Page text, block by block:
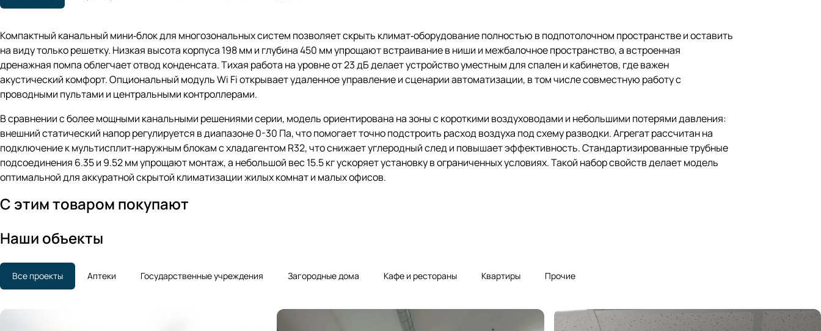
Компактный канальный мини‑блок для многозональных систем позволяет скрыть климат‑оборудование полностью в подпотолочном пространстве и оставить
на виду только решетку. Низкая высота корпуса 198 мм и глубина 450 мм упрощают встраивание в ниши и межбалочное пространство, а встроенная
дренажная помпа облегчает отвод конденсата. Тихая работа на уровне от 23 дБ делает устройство уместным для спален и кабинетов, где важен
акустический комфорт. Опциональный модуль Wi Fi открывает удаленное управление и сценарии автоматизации, в том числе совместную работу с
проводными пультами и центральными контроллерами.
В сравнении с более мощными канальными решениями серии, модель ориентирована на зоны с короткими воздуховодами и небольшими потерями давления:
внешний статический напор регулируется в диапазоне 0-30 Па, что помогает точно подстроить расход воздуха под схему разводки. Агрегат рассчитан на
подключение к мультисплит‑наружным блокам с хладагентом R32, что снижает углеродный след и повышает эффективность. Стандартизированные трубные
подсоединения 6.35 и 9.52 мм упрощают монтаж, а небольшой вес 15.5 кг ускоряет установку в ограниченных условиях. Такой набор свойств делает модель
оптимальной для аккуратной скрытой климатизации жилых комнат и малых офисов.
С этим товаром покупают
Наши объекты
Все проекты Аптеки Государственные учреждения Загородные дома Кафе и рестораны Квартиры Прочие